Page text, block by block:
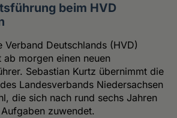
beim HVD
Verband Deutschlands (HVD)
ab morgen einen neuen
Sebastian Kurtz übernimmt die
Landesverbands Niedersachsen
die sich nach rund sechs Jahren
zuwendet.